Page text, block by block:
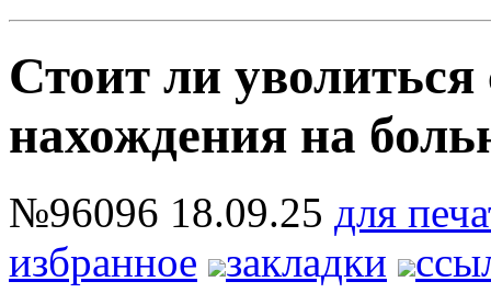
Стоит ли
нахождения на
№96096 18.09.25 для
избранное
закладки